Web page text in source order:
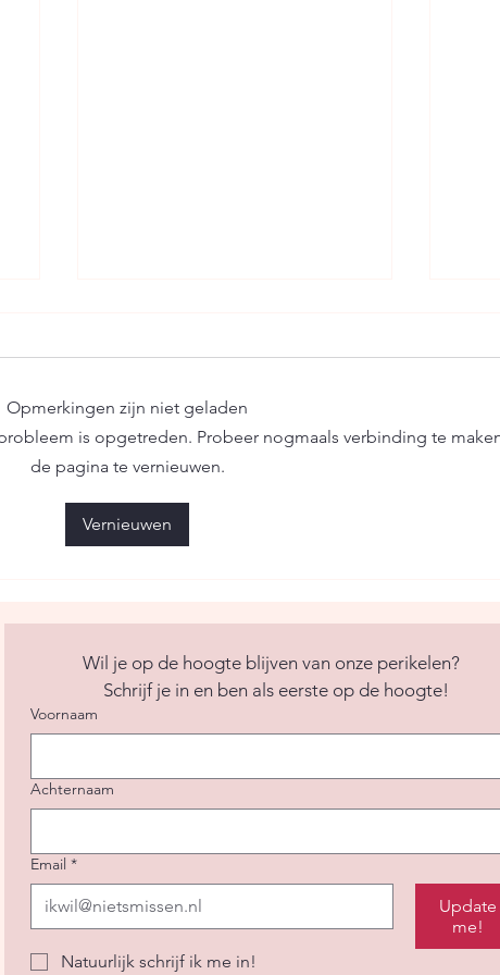
Feestjes in zaaltjes
Opmerkingen zijn niet geladen
is opgetreden. Probeer nogmaals verbinding te
de pagina te vernieuwen.
Vernieuwen
Schrijf je in en ben als eerste op de hoogte!
Voornaam
Achternaam
Email *
Update
me!